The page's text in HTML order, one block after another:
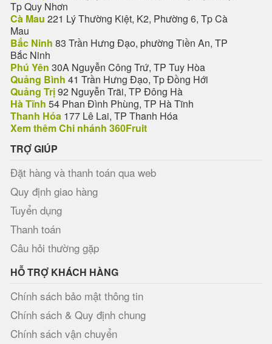
Tp Quy Nhơn
Cà Mau 221 Lý Thường Kiệt, K2, Phường 6, Tp Cà
Mau
Bắc Ninh 83 Trần Hưng Đạo, phường Tiền An, TP
Bắc Ninh
Phú Yên 30A Nguyễn Công Trứ, TP Tuy Hòa
Quảng Bình 41 Trần Hưng Đạo, Tp Đồng Hới
Quảng Trị92 Nguyễn Trãi, TP Đông Hà
Hà Tĩnh 54 Phan Đình Phùng, TP Hà Tĩnh
Thanh Hóa 177 Lê Lai, TP Thanh Hóa
Xem thêm Chi nhánh 360Fruit
TRỢ GIÚP
Đặt hàng và thanh toán qua web
Quy định giao hàng
Tuyển dụng
Thanh toán
Câu hỏi thường gặp
HỖ TRỢ KHÁCH HÀNG
Chính sách bảo mật thông tin
Chính sách & Quy định chung
Chính sách vận chuyển